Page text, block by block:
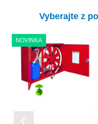
Vyberajte z
NOVINKA